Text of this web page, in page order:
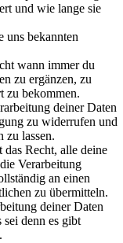
und wie lange sie
uns bekannten
wann immer du
zu ergänzen, zu
zu bekommen.
deiner Daten
zu widerrufen und
zu lassen.
Recht, alle deine
Verarbeitung
an einen
zu übermitteln.
deiner Daten
sei denn es gibt